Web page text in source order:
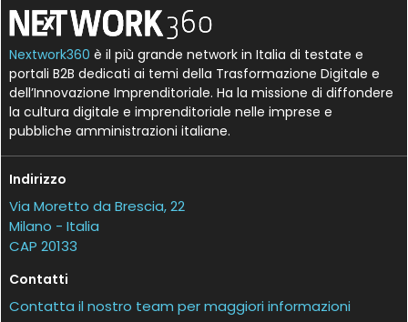
Nextwork360 è il più grande network in Italia di testate e
portali B2B dedicati ai temi della Trasformazione Digitale e
dell’Innovazione Imprenditoriale. Ha la missione di diffondere
la cultura digitale e imprenditoriale nelle imprese e
pubbliche amministrazioni italiane.
Indirizzo
Via Moretto da Brescia, 22
Milano - Italia
CAP 20133
Contatti
Contatta il nostro team per maggiori informazioni